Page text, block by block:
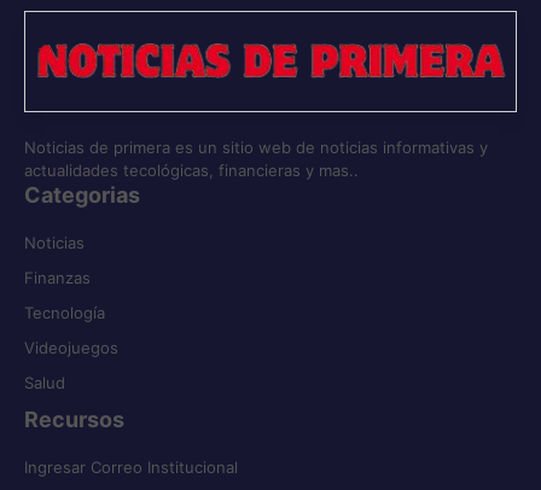
Noticias de primera es un sitio web de noticias informativas y
actualidades tecológicas, financieras y mas..
Categorias
Noticias
Finanzas
Tecnología
Videojuegos
Salud
Recursos
Ingresar Correo Institucional